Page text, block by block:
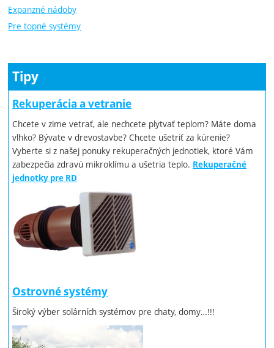
Expanzné nádoby
Pre topné systémy
Tipy
Rekuperácia a vetranie
Chcete v zime vetrať, ale nechcete plytvať teplom? Máte doma
vlhko? Bývate v drevostavbe? Chcete ušetriť za kúrenie?
Vyberte si z našej ponuky rekuperačných jednotiek, ktoré Vám
zabezpečia zdravú mikroklímu a ušetria teplo. Rekuperačné
jednotky pre RD
Ostrovné systémy
Široký výber solárních systémov pre chaty, domy…!!!